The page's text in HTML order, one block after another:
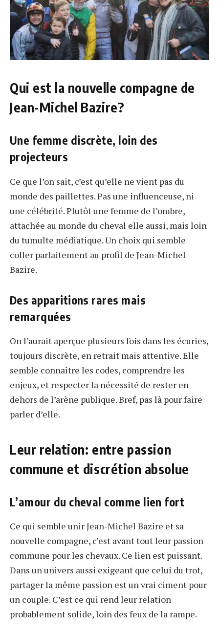
Qui est la nouvelle compagne de
Jean-Michel Bazire?
Une femme discrète, loin des
projecteurs
Ce que l’on sait, c’est qu’elle ne vient pas du
monde des paillettes. Pas une influenceuse, ni
une célébrité. Plutôt une femme de l’ombre,
attachée au monde du cheval elle aussi, mais loin
du tumulte médiatique. Un choix qui semble
coller parfaitement au profil de Jean-Michel
Bazire.
Des apparitions rares mais
remarquées
On l’aurait aperçue plusieurs fois dans les écuries,
toujours discrète, en retrait mais attentive. Elle
semble connaître les codes, comprendre les
enjeux, et respecter la nécessité de rester en
dehors de l’arène publique. Bref, pas là pour faire
parler d’elle.
Leur relation: entre passion
commune et discrétion absolue
L’amour du cheval comme lien fort
Ce qui semble unir Jean-Michel Bazire et sa
nouvelle compagne, c’est avant tout leur passion
commune pour les chevaux. Ce lien est puissant.
Dans un univers aussi exigeant que celui du trot,
partager la même passion est un vrai ciment pour
un couple. C’est ce qui rend leur relation
probablement solide, loin des feux de la rampe.